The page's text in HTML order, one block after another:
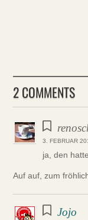
2 COMMENTS
3. FEBRUAR
ja, den
Auf auf, zum
Jojo